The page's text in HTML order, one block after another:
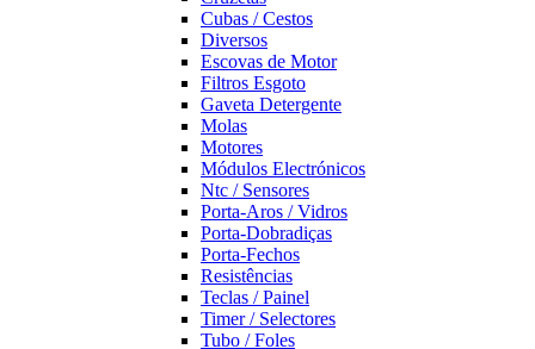
Cubas / Cestos
Diversos
Escovas de Motor
Filtros Esgoto
Gaveta Detergente
Molas
Motores
Módulos Electrónicos
Ntc / Sensores
Porta-Aros / Vidros
Porta-Dobradiças
Porta-Fechos
Resistências
Teclas / Painel
Timer / Selectores
Tubo / Foles